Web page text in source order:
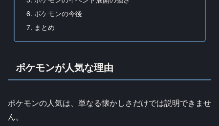
ポケモンの今後
まとめ
ポケモンが人気な理由
ポケモンの人気は、単なる懐かしさだけでは説明できませ
ん。